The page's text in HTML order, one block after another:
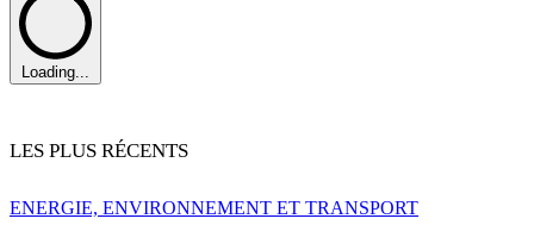
Loading...
LES PLUS RÉCENTS
ENERGIE, ENVIRONNEMENT ET TRANSPORT